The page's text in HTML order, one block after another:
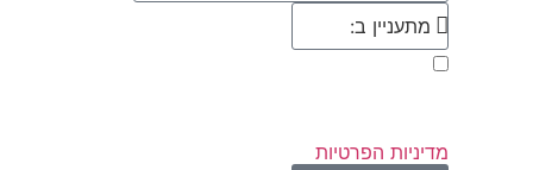
מדיניות הפרטיות